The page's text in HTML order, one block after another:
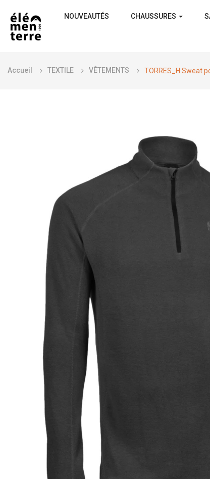
NOUVEAUTÉS CHAUSSURES
Accueil TEXTILE VÊTEMENTS TORRES_H Sweat